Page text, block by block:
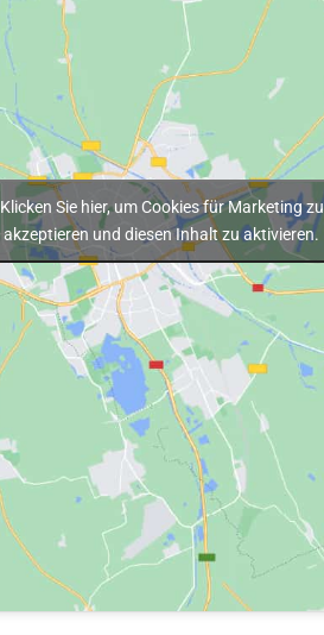
Klicken Sie hier, um Cookies für Marketing zu
akzeptieren und diesen Inhalt zu aktivieren.